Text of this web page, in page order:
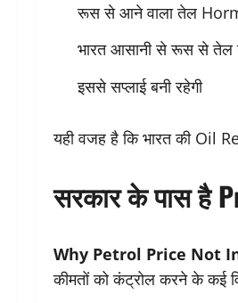
रूस से आने वाला तेल
भारत आसानी से रूस से तेल
इससे सप्लाई बनी रहेगी
यही वजह है कि भारत की Oil
सरकार के पास है
Why Petrol Price Not
कीमतों को कंट्रोल करने के कई